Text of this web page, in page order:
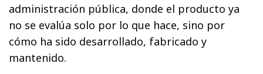
administración pública, donde el producto ya
no se evalúa solo por lo que hace, sino por
cómo ha sido desarrollado, fabricado y
mantenido.